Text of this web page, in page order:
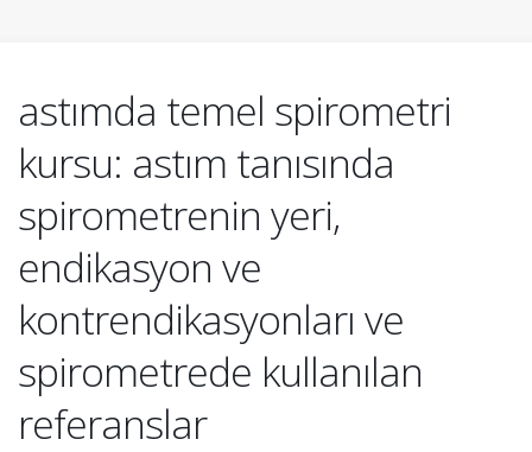
astımda temel spirometri
kursu: astım tanısında
spirometrenin yeri,
endikasyon ve
kontrendikasyonları ve
spirometrede kullanılan
referanslar